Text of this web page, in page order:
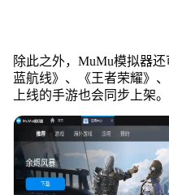
除此之外，MuMu模拟器
蓝航线》、《王者荣耀》
上线的手游也会同步上架。